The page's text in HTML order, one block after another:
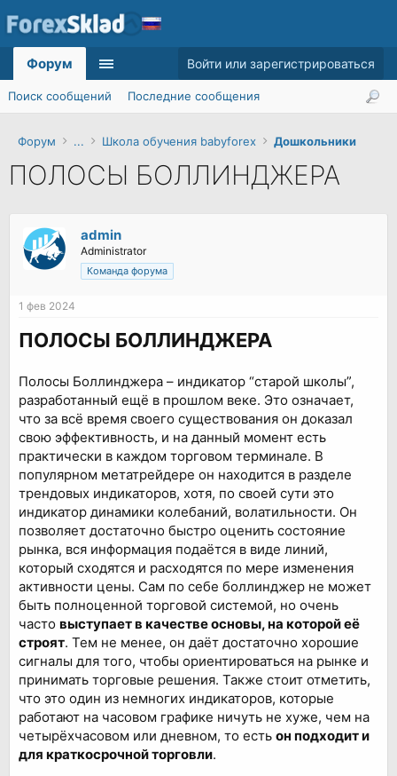
Форум ... Школа обучения babyforex Дошкольники
ПОЛОСЫ БОЛЛИНДЖЕРА
admin
Administrator
Команда форума
1 фев 2024
ПОЛОСЫ БОЛЛИНДЖЕРА
Полосы Боллинджера – индикатор “старой школы”,
разработанный ещё в прошлом веке. Это означает,
что за всё время своего существования он доказал
свою эффективность, и на данный момент есть
практически в каждом торговом терминале. В
популярном метатрейдере он находится в разделе
трендовых индикаторов, хотя, по своей сути это
индикатор динамики колебаний, волатильности. Он
позволяет достаточно быстро оценить состояние
рынка, вся информация подаётся в виде линий,
который сходятся и расходятся по мере изменения
активности цены. Сам по себе боллинджер не может
быть полноценной торговой системой, но очень
часто выступает в качестве основы, на которой её
строят. Тем не менее, он даёт достаточно хорошие
сигналы для того, чтобы ориентироваться на рынке и
принимать торговые решения. Также стоит отметить,
что это один из немногих индикаторов, которые
работают на часовом графике ничуть не хуже, чем на
четырёхчасовом или дневном, то есть он подходит и
для краткосрочной торговли.
Форум
Поиск сообщений Последние сообщения
Войти или зарегистрироваться